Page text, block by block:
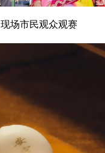
现场市民观众观赛